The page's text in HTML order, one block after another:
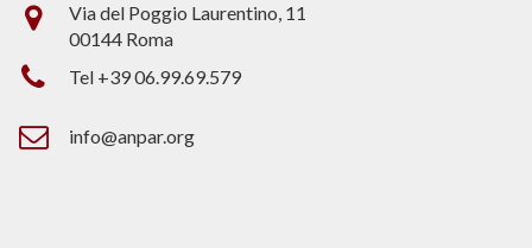
Via del Poggio Laurentino, 11
00144 Roma
Tel +39 06.99.69.579
info@anpar.org